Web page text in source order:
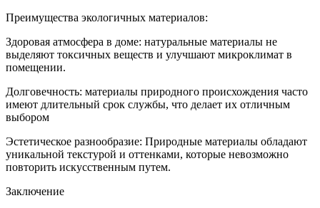
Преимущества экологичных материалов:
Здоровая атмосфера в доме: натуральные материалы не
выделяют токсичных веществ и улучшают микроклимат в
помещении.
Долговечность: материалы природного происхождения часто
имеют длительный срок службы, что делает их отличным
выбором
Эстетическое разнообразие: Природные материалы обладают
уникальной текстурой и оттенками, которые невозможно
повторить искусственным путем.
Заключение